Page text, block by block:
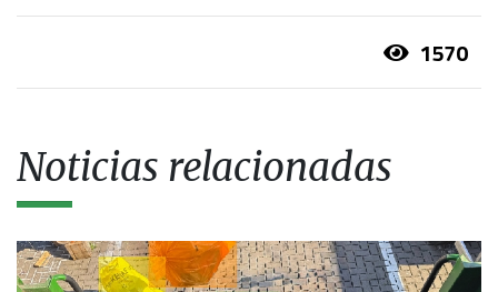
1570
Noticias relacionadas